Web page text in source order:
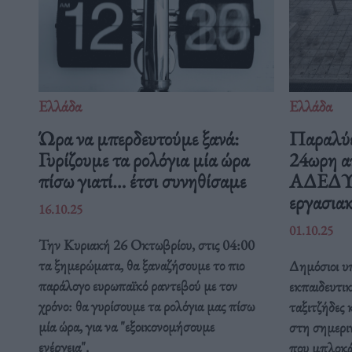
Ελλάδα
Ώρα να μπερδευτούμε ξανά:
Γυρίζουμε τα ρολόγια μία ώρα
πίσω γιατί… έτσι συνηθίσαμε
16.10.25
Την Κυριακή 26 Οκτωβρίου, στις 04:00
τα ξημερώματα, θα ξαναζήσουμε το πιο
παράλογο ευρωπαϊκό ραντεβού με τον
χρόνο: θα γυρίσουμε τα ρολόγια μας πίσω
μία ώρα, για να "εξοικονομήσουμε
ενέργεια".
Ελλάδα
24ωρη
ΑΔΕΔΥ
01.10.25
Δημόσιοι
στη
που